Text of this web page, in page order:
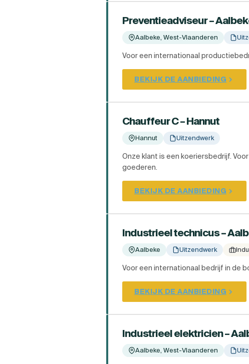
Preventieadviseur –
Aalbeke, West-Vlaanderen
Voor een internationaal
BEKIJK DE AANBIEDING
Chauffeur C – Hannut
Hannut Uitzendwerk
Onze klant is een koeriersbedrijf.
goederen.
BEKIJK DE AANBIEDING
Industrieel technicus –
Aalbeke Uitzendwerk
Voor een internationaal bedrijf in de
BEKIJK DE AANBIEDING
Industrieel elektricien –
Aalbeke, West-Vlaanderen